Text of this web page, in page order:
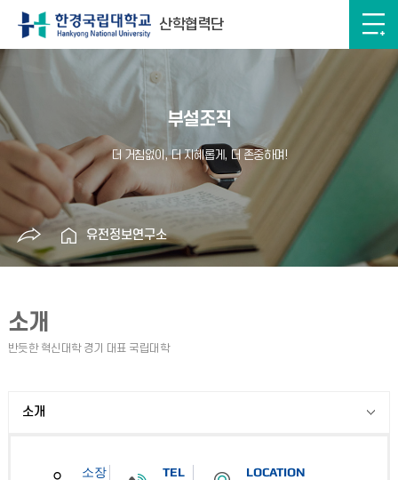
산학협력단
부설조직
유전정보연구소
소개
소개
소장 TEL LOCATION